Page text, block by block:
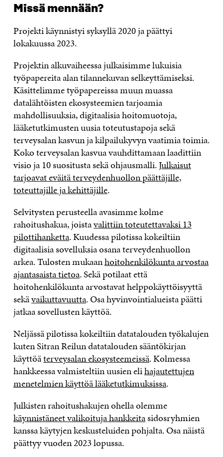
Missä mennään?
Projekti käynnistyi syksyllä 2020 ja päättyi
lokakuussa 2023.
Projektin alkuvaiheessa julkaisimme lukuisia
työpapereita alan tilannekuvan selkeyttämiseksi.
Käsittelimme työpapereissa muun muassa
datalähtöisten ekosysteemien tarjoamia
mahdollisuuksia, digitaalisia hoitomuotoja,
lääketutkimusten uusia toteutustapoja sekä
terveysalan kasvun ja kilpailukyvyn vaatimia toimia.
Koko terveysalan kasvua vauhdittamaan laadittiin
visio ja 10 suositusta sekä ohjausmalli.Julkaisut
tarjoavat eväitä terveydenhuollon päättäjille,
toteuttajille ja kehittäjille.
Selvitysten perusteella avasimme kolme
rahoitushakua, joistavalittiin toteutettavaksi 13
pilottihanketta. Kuudessa pilotissa kokeiltiin
digitaalisia sovelluksia osana terveydenhuollon
arkea. Tulosten mukaanhoitohenkilökunta arvostaa
ajantasaista tietoa. Sekä potilaat että
hoitohenkilökunta arvostavat helppokäyttöisyyttä
sekävaikuttavuutta. Osa hyvinvointialueista päätti
jatkaa sovellusten käyttöä.
Neljässä pilotissa kokeiltiin datatalouden työkalujen
kuten Sitran Reilun datatalouden sääntökirjan
käyttöäterveysalan ekosysteemeissä. Kolmessa
hankkeessa valmisteltiin uusien elihajautettujen
menetelmien käyttöä lääketutkimuksissa.
Julkisten rahoitushakujen ohella olemme
käynnistäneet valikoituja hankkeitasidosryhmien
kanssa käytyjen keskusteluiden pohjalta. Osa näistä
päättyy vuoden 2023 lopussa.